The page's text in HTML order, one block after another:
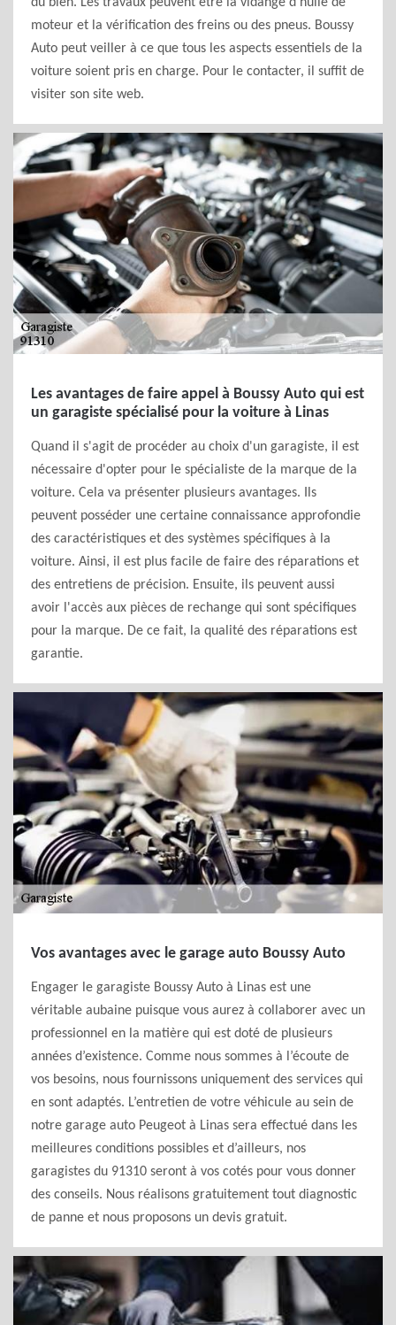
moteur et la vérification des freins ou des pneus. Boussy
Auto peut veiller à ce que tous les aspects essentiels de la
voiture soient pris en charge. Pour le contacter, il suffit de
visiter son site web.
Les avantages de faire appel à Boussy Auto qui est
un garagiste spécialisé pour la voiture à Linas
Quand il s'agit de procéder au choix d'un garagiste, il est
nécessaire d'opter pour le spécialiste de la marque de la
voiture. Cela va présenter plusieurs avantages. Ils
peuvent posséder une certaine connaissance approfondie
des caractéristiques et des systèmes spécifiques à la
voiture. Ainsi, il est plus facile de faire des réparations et
des entretiens de précision. Ensuite, ils peuvent aussi
avoir l'accès aux pièces de rechange qui sont spécifiques
pour la marque. De ce fait, la qualité des réparations est
garantie.
Vos avantages avec le garage auto Boussy Auto
Engager le garagiste Boussy Auto à Linas est une
véritable aubaine puisque vous aurez à collaborer avec un
professionnel en la matière qui est doté de plusieurs
années d’existence. Comme nous sommes à l’écoute de
vos besoins, nous fournissons uniquement des services qui
en sont adaptés. L’entretien de votre véhicule au sein de
notre garage auto Peugeot à Linas sera effectué dans les
meilleures conditions possibles et d’ailleurs, nos
garagistes du 91310 seront à vos cotés pour vous donner
des conseils. Nous réalisons gratuitement tout diagnostic
de panne et nous proposons un devis gratuit.